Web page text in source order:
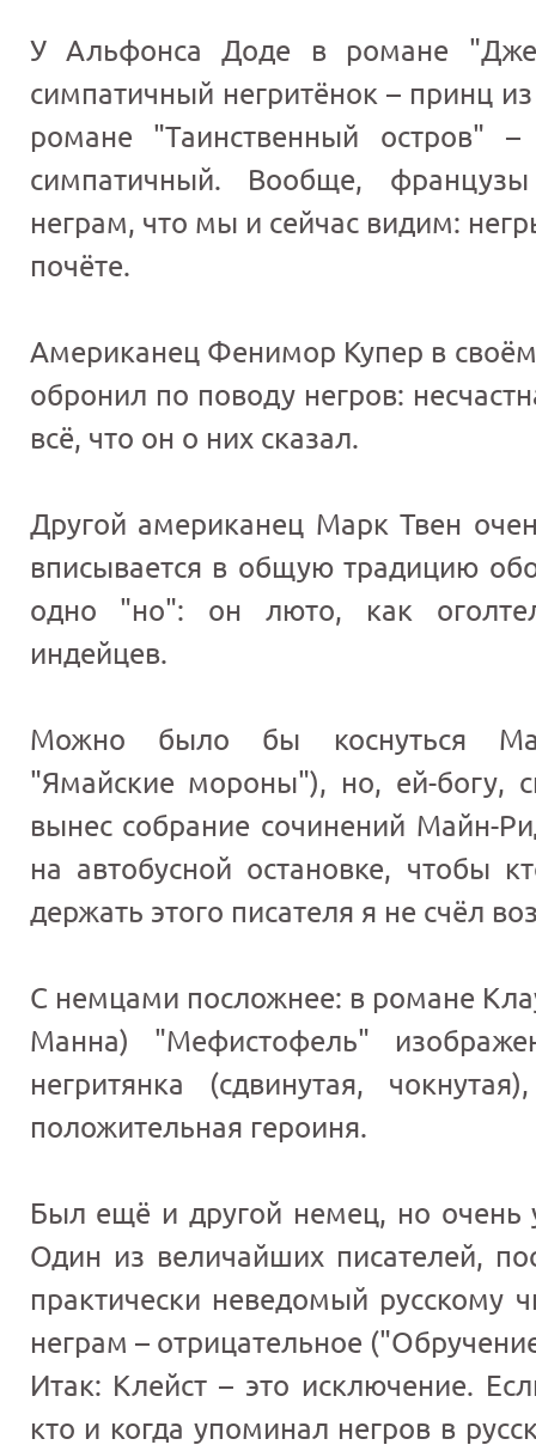
У Альфонса Доде в романе
симпатичный негритёнок – принц
романе "Таинственный остров"
симпатичный. Вообще,
неграм, что мы и сейчас видим:
почёте.
Американец Фенимор Купер в
обронил по поводу негров:
всё, что он о них сказал.
Другой американец Марк Твен
вписывается в общую традицию
одно "но": он люто, как
индейцев.
Можно было бы коснуться
"Ямайские мороны"), но, ей-богу,
вынес собрание сочинений Майн-
на автобусной остановке, чтобы
держать этого писателя я не счёл
С немцами посложнее: в романе
Манна) "Мефистофель"
негритянка (сдвинутая,
положительная героиня.
Был ещё и другой немец, но очень
Один из величайших писателей,
практически неведомый русскому
неграм – отрицательное
Итак: Клейст – это исключение.
кто и когда упоминал негров в